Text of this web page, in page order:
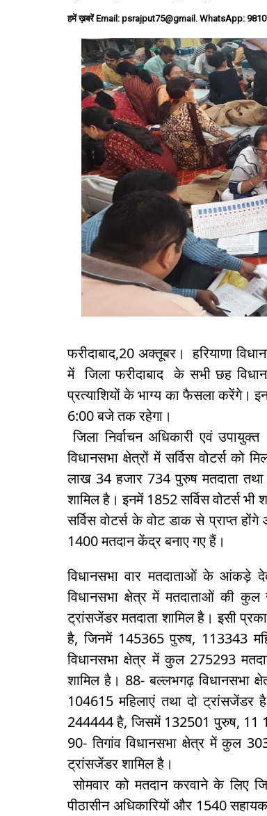
हमें ख़बरें Email: psrajput75@gmail. WhatsApp:
फरीदाबाद,20 अक्तूबर। हरियाणा
में जिला फरीदाबाद के सभी छह
प्रत्याशियों के भाग्य का फैसला करेंगे।
6:00 बजे तक रहेगा।
जिला निर्वाचन अधिकारी एवं
विधानसभा क्षेत्रों में सर्विस वोटर्स
लाख 34 हजार 734 पुरुष मतदाता
शामिल है। इनमें 1852 सर्विस वोटर्स भी
सर्विस वोटर्स के वोट डाक से प्राप्त
1400 मतदान केंद्र बनाए गए हैं।
विधानसभा वार मतदाताओं के आंकड़े
विधानसभा क्षेत्र में मतदाताओं की
ट्रांसजेंडर मतदाता शामिल है। इसी
है, जिनमें 145365 पुरुष, 113343
विधानसभा क्षेत्र में कुल 275293
शामिल है। 88- बल्लभगढ़ विधानसभा
104615 महिलाएं तथा दो ट्रांसजेंडर
244444 है, जिसमें 132501 पुरुष, 11
90- तिगांव विधानसभा क्षेत्र में कुल
ट्रांसजेंडर शामिल है।
सोमवार को मतदान करवाने के लिए
पीठासीन अधिकारियों और 1540 सहायक